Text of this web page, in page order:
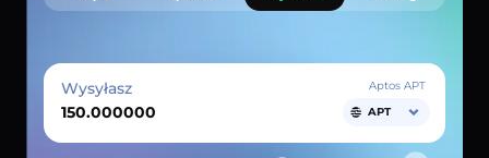
Wysyłasz
Aptos APT
APT